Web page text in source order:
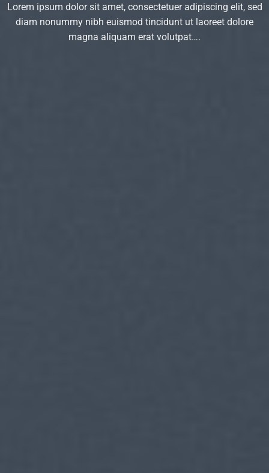
Lorem ipsum dolor sit amet, consectetuer adipiscing elit, sed
diam nonummy nibh euismod tincidunt ut laoreet dolore
magna aliquam erat volutpat….